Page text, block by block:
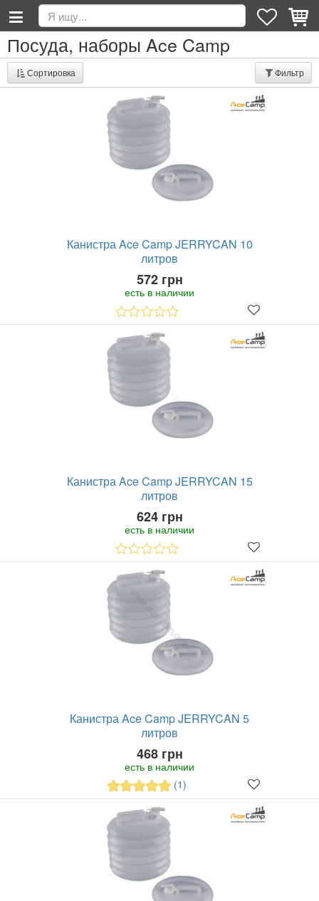
Посуда, наборы Ace Camp
Сортировка Фильтр
Канистра Ace Camp JERRYCAN 10
литров
572 грн
есть в наличии
Канистра Ace Camp JERRYCAN 15
литров
624 грн
есть в наличии
Канистра Ace Camp JERRYCAN 5
литров
468 грн
есть в наличии
(1)